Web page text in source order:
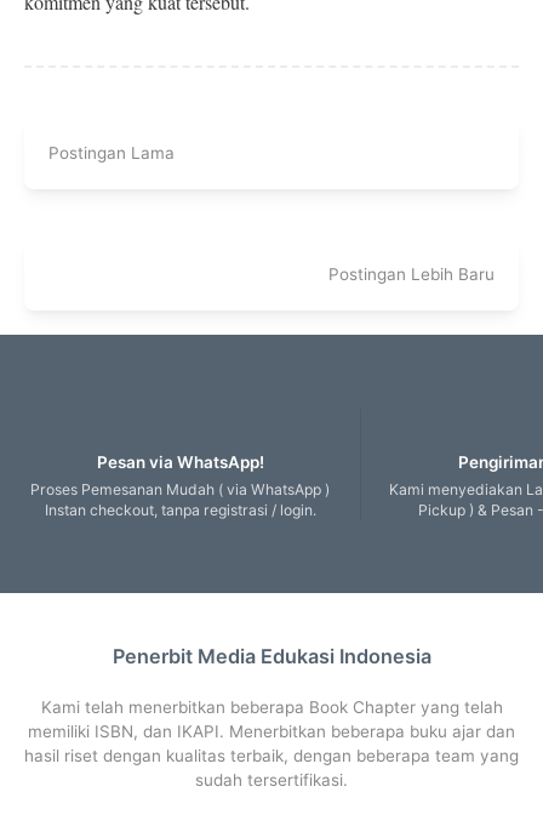
Postingan Lama
Postingan Lebih Baru
Pesan via WhatsApp!
Proses Pemesanan Mudah ( via WhatsApp )
Instan checkout, tanpa registrasi / login.
Kami menyediakan
Pickup ) & Pesan
Penerbit Media Edukasi Indonesia
Kami telah menerbitkan beberapa Book Chapter yang telah
memiliki ISBN, dan IKAPI. Menerbitkan beberapa buku ajar dan
hasil riset dengan kualitas terbaik, dengan beberapa team yang
sudah tersertifikasi.